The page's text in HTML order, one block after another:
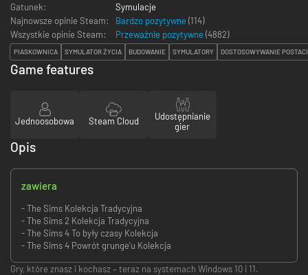
Gatunek:
Symulacje
Najnowsze opinie Steam:
Bardzo pozytywne (114)
Wszystkie opinie Steam:
Przeważnie pozytywne (4882)
PIASKOWNICA SYMULATOR ŻYCIA BUDOWANIE SYMULATORY DOSTOSOWYWANIE POSTACI
Game features
Jednoosobowa Steam Cloud
Udostępnianie
gier
Opis
zawiera
- The Sims Kolekcja Tradycyjna
- The Sims 2 Kolekcja Tradycyjna
- The Sims 4 To były czasy Kolekcja
- The Sims 4 Powrót grunge’u Kolekcja
Gry, które znasz i kochasz – teraz na systemach Windows 10 i 11.